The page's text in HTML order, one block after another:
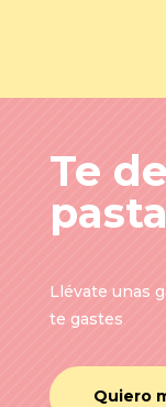
Te
pasta
Llévate unas
te gastes
Quiero